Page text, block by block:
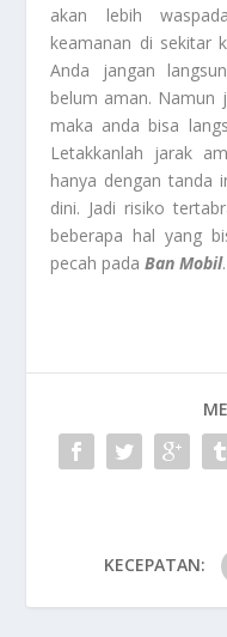
akan lebih
keamanan di sekitar
Anda jangan
belum aman. Namun
maka anda bisa
Letakkanlah jarak
hanya dengan tanda
dini. Jadi risiko
beberapa hal yang
pecah padaBan Mobil.
KECEPATAN: